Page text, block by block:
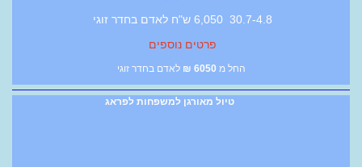
30.7-4.8 6,050 ש"ח לאדם בחדר זוגי
פרטים נוספים
החל מ 6050
₪ לאדם בחדר זוגי
טיול מאורגן למשפחות לפראג